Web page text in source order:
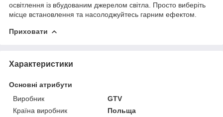
освітлення із вбудованим джерелом світла. Просто виберіть
місце встановлення та насолоджуйтесь гарним ефектом.
Приховати
Характеристики
Основні атрибути
Виробник
GTV
Країна виробник
Польща